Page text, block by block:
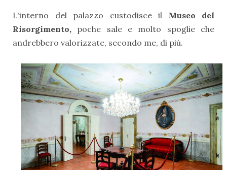
L'interno del palazzo custodisce il Museo del
Risorgimento, poche sale e molto spoglie che
andrebbero valorizzate, secondo me, di più.